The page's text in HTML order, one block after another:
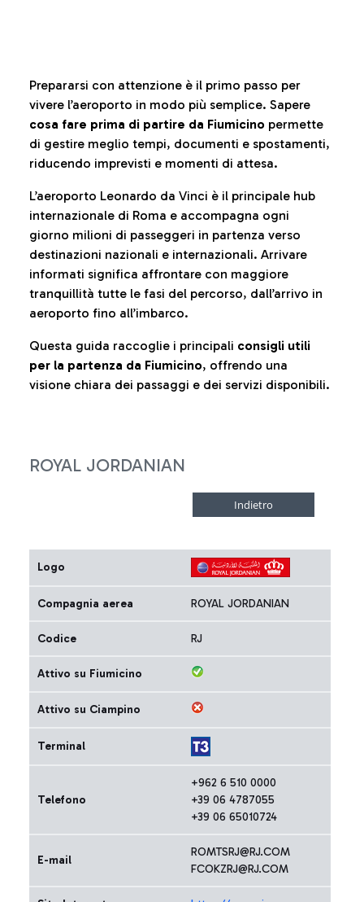
Prepararsi con attenzione è il primo passo per
vivere l’aeroporto in modo più semplice. Sapere
cosa fare prima di partire da Fiumicino permette
di gestire meglio tempi, documenti e spostamenti,
riducendo imprevisti e momenti di attesa.
L’aeroporto Leonardo da Vinci è il principale hub
internazionale di Roma e accompagna ogni
giorno milioni di passeggeri in partenza verso
destinazioni nazionali e internazionali. Arrivare
informati significa affrontare con maggiore
tranquillità tutte le fasi del percorso, dall’arrivo in
aeroporto fino all’imbarco.
Questa guida raccoglie i principali consigli utili
per la partenza da Fiumicino, offrendo una
visione chiara dei passaggi e dei servizi disponibili.
ROYAL JORDANIAN
Logo
Compagnia aerea ROYAL JORDANIAN
Codice RJ
Attivo su Fiumicino
Attivo su Ciampino
Terminal
Telefono
+962 6 510 0000
+39 06 4787055
+39 06 65010724
E-mail
ROMTSRJ@RJ.COM
FCOKZRJ@RJ.COM